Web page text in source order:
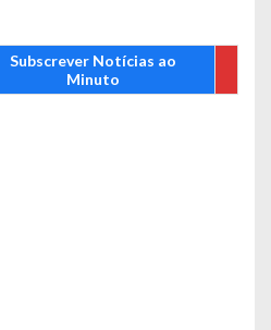
Subscrever Notícias ao
Minuto